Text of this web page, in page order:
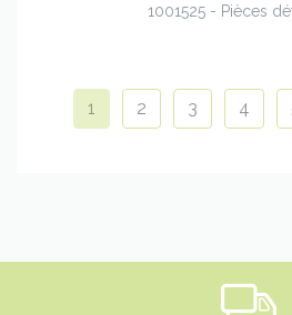
1001525 - Pièces
1 2 3 4